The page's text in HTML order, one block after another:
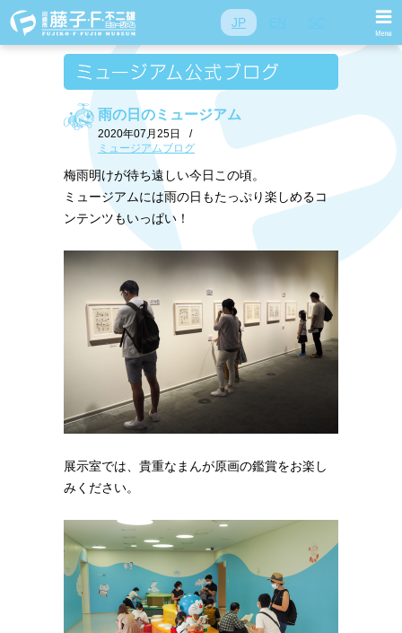
JP
雨の日のミュージアム
2020年07月25日
/
ミュージアムブログ
梅雨明けが待ち遠しい今日この頃。
ミュージアムには雨の日もたっぷり楽しめるコ
ンテンツもいっぱい！
展示室では、貴重なまんが原画の鑑賞をお楽し
みください。